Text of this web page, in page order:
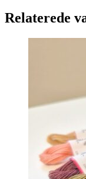
Relaterede